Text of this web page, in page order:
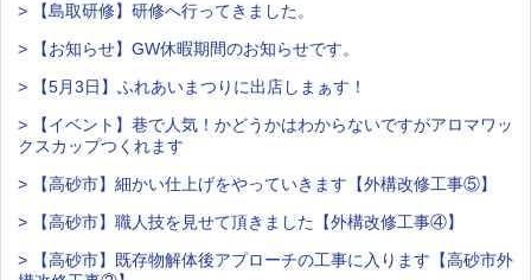
> 【島取研修】研修へ行ってきました。
> 【お知らせ】GW休暇期間のお知らせです。
> 【5月3日】ふれあいまつりに出店しまぁす！
> 【イベント】巷で人気！かどうかはわからないですがアロマワッ
クスカップつくれます
> 【高砂市】細かい仕上げをやっていきます【外構改修工事⑤】
> 【高砂市】職人技を見せて頂きました【外構改修工事④】
> 【高砂市】既存物解体後アプローチの工事に入ります【高砂市外